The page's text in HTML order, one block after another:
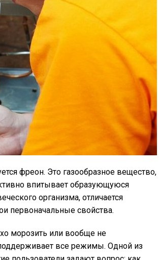
фреон. Это газообразное вещество,
впитывает образующуюся
организма, отличается
первоначальные свойства.
морозить или вообще не
все режимы. Одной из